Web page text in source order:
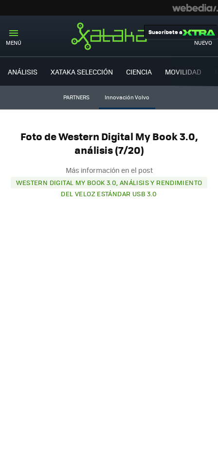
MENÚ NUEVO
Suscríbete a
ANÁLISIS XATAKA SELECCIÓN CIENCIA MOVILIDAD
PARTNERS Innovación Volvo
Foto de Western Digital My Book 3.0,
análisis (7/20)
Más información en el post
WESTERN DIGITAL MY BOOK 3.0, ANÁLISIS Y RENDIMIENTO
DEL VELOZ ESTÁNDAR USB 3.0